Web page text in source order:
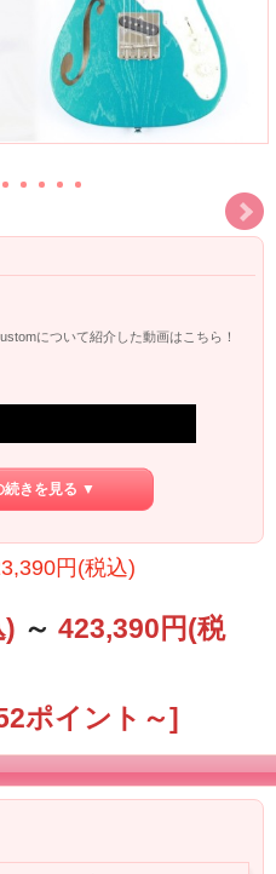
について紹介した動画はこちら！
ムロアキラ氏モデル Sago Buntline
ロディ、盤石のバンドアンサンブル
ッダーズ』のムツムロアキラ氏のカス
！
続きを見る ▼
円(税込)
) ～ 423,390円(税
ポイント～]